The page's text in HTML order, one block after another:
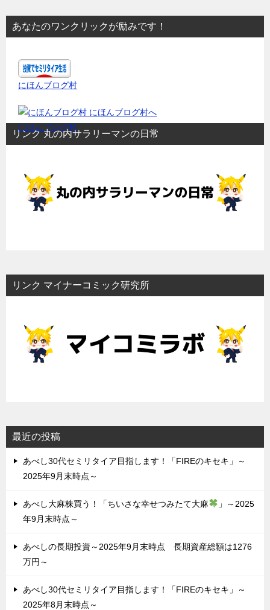
あなたのワンクリックが励みです！
にほんブログ村
にほんブログ村
リンク 丸の内サラリーマンの日常
リンク マイナーコミック研究所
最近の投稿
あべし30代セミリタイア目指します！「FIREのキセキ」～
2025年9月末時点～
あべし大麻株買う！「ちいさな幸せつみたて大麻
」～2025
年9月末時点～
あべしの長期投資～2025年9月末時点 長期資産総額は1276
万円～
あべし30代セミリタイア目指します！「FIREのキセキ」～
2025年8月末時点～